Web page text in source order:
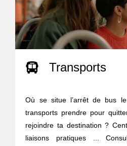
Transports
Où se situe l’arrêt de bus
transports prendre pour
rejoindre ta destination ?
liaisons pratiques ...